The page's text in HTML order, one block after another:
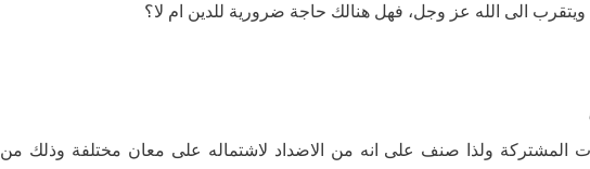
ويتقرب الى الله عز وجل، فهل هنالك حاجة ضرورية للدين ام لا؟
المشتركة ولذا صنف على انه من الاضداد لاشتماله على معان مختلفة وذلك من